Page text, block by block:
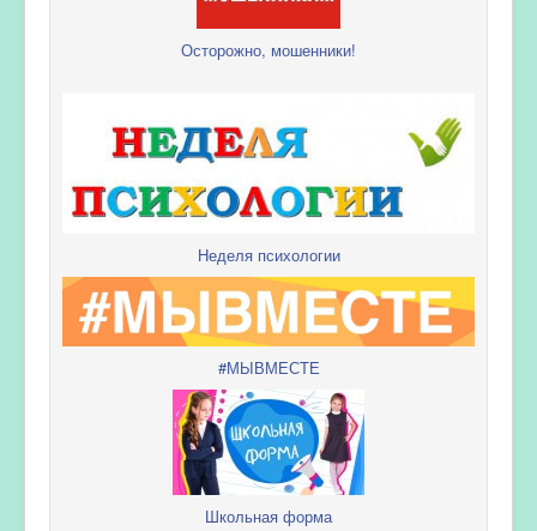
Осторожно, мошенники!
Неделя психологии
#МЫВМЕСТЕ
Школьная форма